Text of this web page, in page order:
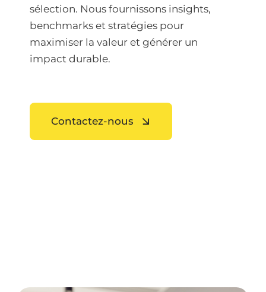
sélection. Nous fournissons insights,
benchmarks et stratégies pour
maximiser la valeur et générer un
impact durable.
Contactez-nous